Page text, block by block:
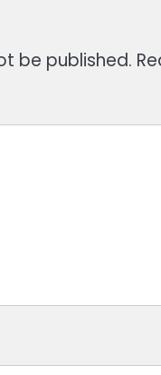
be published.